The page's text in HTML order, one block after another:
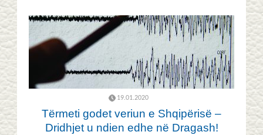
19.01.2020
Tërmeti godet veriun e Shqipërisë –
Dridhjet u ndien edhe në Dragash!